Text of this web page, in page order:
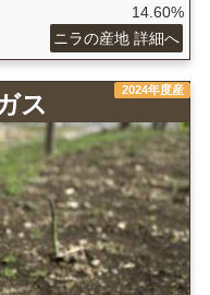
14.60%
ニラの産地 詳細へ
2024年度産
ス